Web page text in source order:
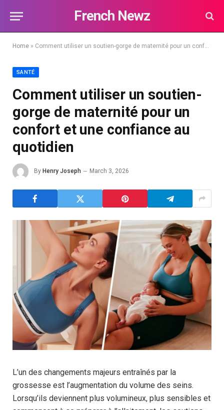
French Newz
Home » Comment utiliser un soutien-gorge de maternité pour un confort et une confiance au quotidien
SANTÉ
Comment utiliser un soutien-
gorge de maternité pour un
confort et une confiance au
quotidien
By Henry Joseph March 3, 2026
L’un des changements majeurs entraînés par la
grossesse est l’augmentation du volume des seins.
Lorsqu’ils deviennent plus volumineux, plus sensibles et